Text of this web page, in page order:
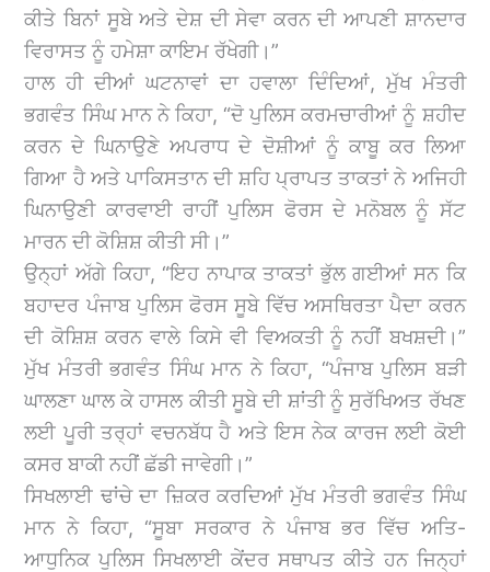
ਕੀਤੇ ਬਿਨਾਂ ਸੂਬੇ ਅਤੇ ਦੇਸ਼ ਦੀ ਸੇਵਾ ਕਰਨ ਦੀ ਆਪਣੀ ਸ਼ਾਨਦਾਰ
ਵਿਰਾਸਤ ਨੂੰ ਹਮੇਸ਼ਾ ਕਾਇਮ ਰੱਖੇਗੀ।”
ਹਾਲ ਹੀ ਦੀਆਂ ਘਟਨਾਵਾਂ ਦਾ ਹਵਾਲਾ ਦਿੰਦਿਆਂ, ਮੁੱਖ ਮੰਤਰੀ
ਭਗਵੰਤ ਸਿੰਘ ਮਾਨ ਨੇ ਕਿਹਾ, “ਦੋ ਪੁਲਿਸ ਕਰਮਚਾਰੀਆਂ ਨੂੰ ਸ਼ਹੀਦ
ਕਰਨ ਦੇ ਘਿਨਾਉਣੇ ਅਪਰਾਧ ਦੇ ਦੋਸ਼ੀਆਂ ਨੂੰ ਕਾਬੂ ਕਰ ਲਿਆ
ਗਿਆ ਹੈ ਅਤੇ ਪਾਕਿਸਤਾਨ ਦੀ ਸ਼ਹਿ ਪ੍ਰਾਪਤ ਤਾਕਤਾਂ ਨੇ ਅਜਿਹੀ
ਘਿਨਾਉਣੀ ਕਾਰਵਾਈ ਰਾਹੀਂ ਪੁਲਿਸ ਫੋਰਸ ਦੇ ਮਨੋਬਲ ਨੂੰ ਸੱਟ
ਮਾਰਨ ਦੀ ਕੋਸ਼ਿਸ਼ ਕੀਤੀ ਸੀ।”
ਉਨ੍ਹਾਂ ਅੱਗੇ ਕਿਹਾ, “ਇਹ ਨਾਪਾਕ ਤਾਕਤਾਂ ਭੁੱਲ ਗਈਆਂ ਸਨ ਕਿ
ਬਹਾਦਰ ਪੰਜਾਬ ਪੁਲਿਸ ਫੋਰਸ ਸੂਬੇ ਵਿੱਚ ਅਸਥਿਰਤਾ ਪੈਦਾ ਕਰਨ
ਦੀ ਕੋਸ਼ਿਸ਼ ਕਰਨ ਵਾਲੇ ਕਿਸੇ ਵੀ ਵਿਅਕਤੀ ਨੂੰ ਨਹੀਂ ਬਖਸ਼ਦੀ।”
ਮੁੱਖ ਮੰਤਰੀ ਭਗਵੰਤ ਸਿੰਘ ਮਾਨ ਨੇ ਕਿਹਾ, “ਪੰਜਾਬ ਪੁਲਿਸ ਬੜੀ
ਘਾਲਣਾ ਘਾਲ ਕੇ ਹਾਸਲ ਕੀਤੀ ਸੂਬੇ ਦੀ ਸ਼ਾਂਤੀ ਨੂੰ ਸੁਰੱਖਿਅਤ ਰੱਖਣ
ਲਈ ਪੂਰੀ ਤਰ੍ਹਾਂ ਵਚਨਬੱਧ ਹੈ ਅਤੇ ਇਸ ਨੇਕ ਕਾਰਜ ਲਈ ਕੋਈ
ਕਸਰ ਬਾਕੀ ਨਹੀਂ ਛੱਡੀ ਜਾਵੇਗੀ।”
ਸਿਖਲਾਈ ਢਾਂਚੇ ਦਾ ਜ਼ਿਕਰ ਕਰਦਿਆਂ ਮੁੱਖ ਮੰਤਰੀ ਭਗਵੰਤ ਸਿੰਘ
ਮਾਨ ਨੇ ਕਿਹਾ, “ਸੂਬਾ ਸਰਕਾਰ ਨੇ ਪੰਜਾਬ ਭਰ ਵਿੱਚ ਅਤਿ-
ਆਧੁਨਿਕ ਪੁਲਿਸ ਸਿਖਲਾਈ ਕੇਂਦਰ ਸਥਾਪਤ ਕੀਤੇ ਹਨ ਜਿਨ੍ਹਾਂ